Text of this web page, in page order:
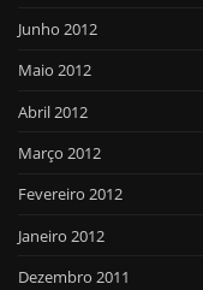
Junho 2012
Maio 2012
Abril 2012
Março 2012
Fevereiro 2012
Janeiro 2012
Dezembro 2011